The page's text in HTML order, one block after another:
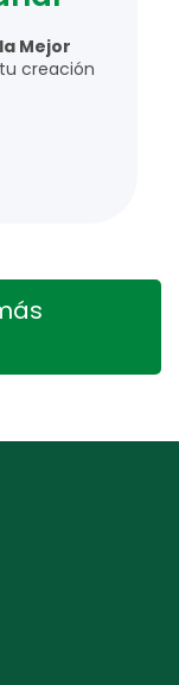
Mejor
creación